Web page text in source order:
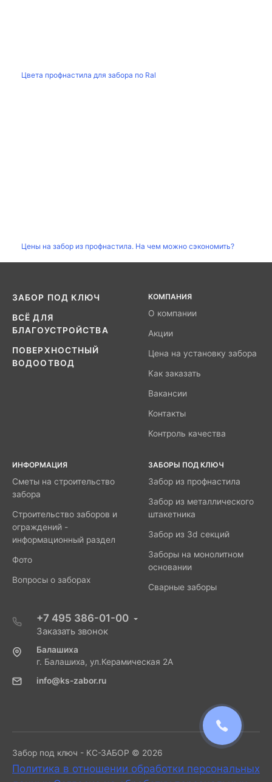
Цвета профнастила для забора по Ral
Цены на забор из профнастила. На чем можно сэкономить?
ЗАБОР ПОД КЛЮЧ
ВСЁ ДЛЯ
БЛАГОУСТРОЙСТВА
ПОВЕРХНОСТНЫЙ
ВОДООТВОД
КОМПАНИЯ
О компании
Акции
Цена на установку забора
Как заказать
Вакансии
Контакты
Контроль качества
ИНФОРМАЦИЯ
Сметы на строительство
забора
Строительство заборов и
ограждений -
информационный раздел
Фото
Вопросы о заборах
ЗАБОРЫ ПОД КЛЮЧ
Забор из профнастила
Забор из металлического
штакетника
Забор из 3d секций
Заборы на монолитном
основании
Сварные заборы
+7 495 386-01-00
Заказать звонок
Балашиха
г. Балашиха, ул.Керамическая 2А
info@ks-zabor.ru
Забор под ключ - КС-ЗАБОР © 2026
Политика в отношении обработки персональных